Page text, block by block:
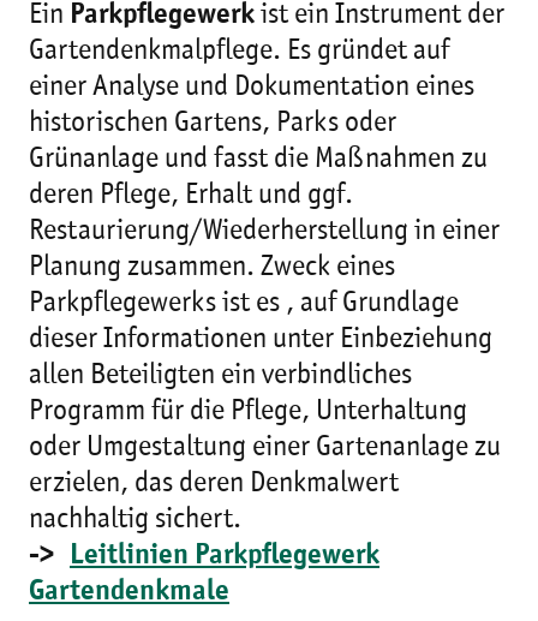
Ein Parkpflegewerk ist ein Instrument der
Gartendenkmalpflege. Es gründet auf
einer Analyse und Dokumentation eines
historischen Gartens, Parks oder
Grünanlage und fasst die Maßnahmen zu
deren Pflege, Erhalt und ggf.
Restaurierung/Wiederherstellung in einer
Planung zusammen. Zweck eines
Parkpflegewerks ist es , auf Grundlage
dieser Informationen unter Einbeziehung
allen Beteiligten ein verbindliches
Programm für die Pflege, Unterhaltung
oder Umgestaltung einer Gartenanlage zu
erzielen, das deren Denkmalwert
nachhaltig sichert.
-> Leitlinien Parkpflegewerk
Gartendenkmale